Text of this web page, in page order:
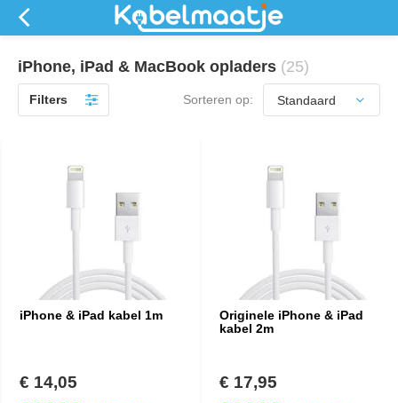
iPhone, iPad & MacBook opladers (25)
Filters Sorteren op:
iPhone & iPad kabel 1m
€ 14,05
Originele iPhone & iPad
kabel 2m
€ 17,95